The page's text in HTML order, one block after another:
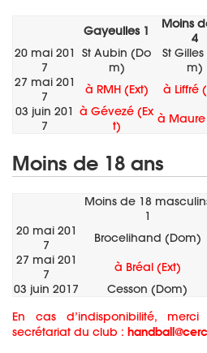
Gayeulles 1
Moins
4
20 mai 201
7
St Aubin (Do
m)
St
m)
27 mai 201
7
à RMH (Ext) à Liffré
03 juin 201
7
à Gévezé (Ex
t)
à Maure
Moins de 18 ans
Moins de 18
1
20 mai 201
7
Brocelihand (Dom)
27 mai 201
7
à Bréal (Ext)
03 juin 2017
Cesson (Dom)
En cas d’indisponibilité,
secrétariat du club :